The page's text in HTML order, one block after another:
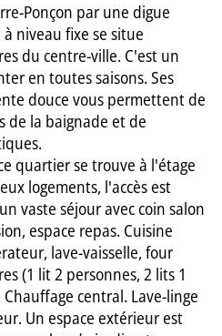
Ponçon par une digue
niveau fixe se situe
du centre-ville. C'est un
en toutes saisons. Ses
douce vous permettent de
de la baignade et de
quartier se trouve à l'étage
logements, l'accès est
vaste séjour avec coin salon
espace repas. Cuisine
lave-vaisselle, four
(1 lit 2 personnes, 2 lits 1
central. Lave-linge
Un espace extérieur est